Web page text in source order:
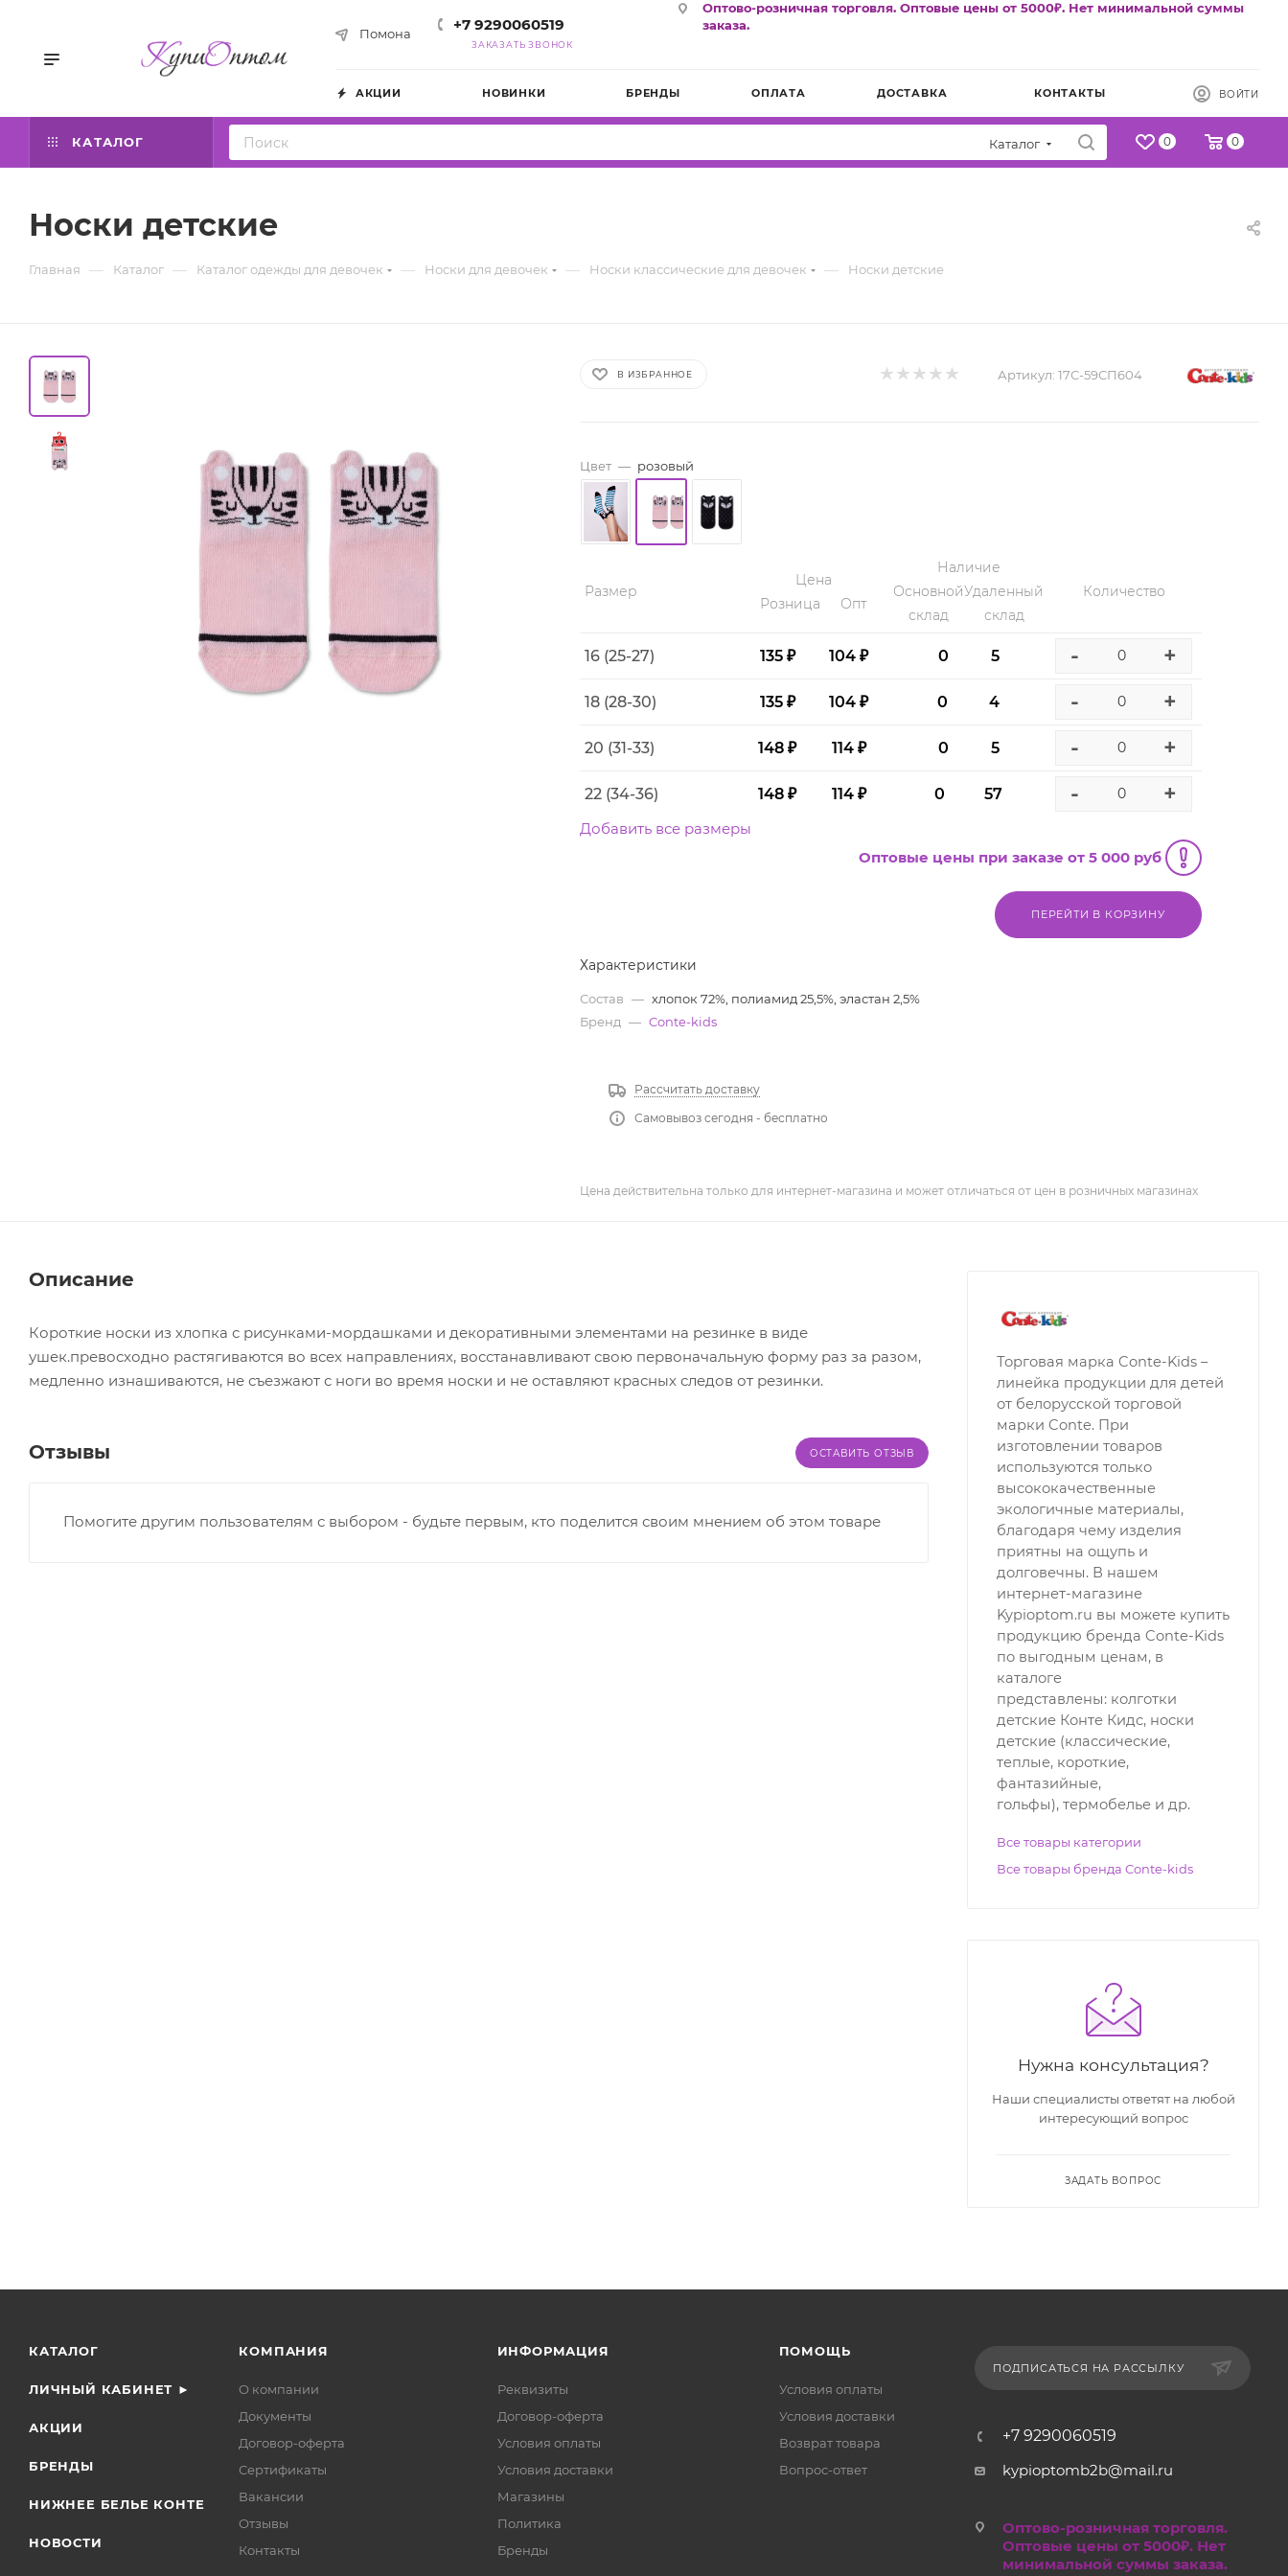
Помона +7 9290060519
ЗАКАЗАТЬ ЗВОНОК
Оптово-розничная торговля. Оптовые цены от 5000₽. Нет минимальной суммы
заказа.
АКЦИИ НОВИНКИ БРЕНДЫ ОПЛАТА ДОСТАВКА КОНТАКТЫ ВОЙТИ
КАТАЛОГ Каталог 0 0
Носки детские
Главная — Каталог — Каталог одежды для девочек — Носки для девочек — Носки классические для девочек — Носки детские
В ИЗБРАННОЕ Артикул: 17С-59СП604
Цвет — розовый
Размер
Цена
Розница
Опт
Наличие
Основной
склад
Удаленный
склад
Количество
16 (25-27) 135 ₽ 104 ₽ 0 5 - +
18 (28-30) 135 ₽ 104 ₽ 0 4 - +
20 (31-33) 148 ₽ 114 ₽ 0 5 - +
22 (34-36) 148 ₽ 114 ₽ 0 57 - +
Добавить все размеры
Оптовые цены при заказе от 5 000 руб
ПЕРЕЙТИ В КОРЗИНУ
Характеристики
Состав — хлопок 72%, полиамид 25,5%, эластан 2,5%
Бренд — Conte-kids
Рассчитать доставку
Самовывоз сегодня - бесплатно
Цена действительна только для интернет-магазина и может отличаться от цен в розничных магазинах
Описание
Короткие носки из хлопка с рисунками-мордашками и декоративными элементами на резинке в виде
ушек.превосходно растягиваются во всех направлениях, восстанавливают свою первоначальную форму раз за разом,
медленно изнашиваются, не съезжают с ноги во время носки и не оставляют красных следов от резинки.
Отзывы ОСТАВИТЬ ОТЗЫВ
Помогите другим пользователям с выбором - будьте первым, кто поделится своим мнением об этом товаре
Торговая марка Conte-Kids –
линейка продукции для детей
от белорусской торговой
марки Conte. При
изготовлении товаров
используются только
высококачественные
экологичные материалы,
благодаря чему изделия
приятны на ощупь и
долговечны. В нашем
интернет-магазине
Kypioptom.ru вы можете купить
продукцию бренда Conte-Kids
по выгодным ценам, в
каталоге
представлены: колготки
детские Конте Кидс, носки
детские (классические,
теплые, короткие,
фантазийные,
гольфы), термобелье и др.
Все товары категории
Все товары бренда Conte-kids
Нужна консультация?
Наши специалисты ответят на любой
интересующий вопрос
ЗАДАТЬ ВОПРОС
КАТАЛОГ
ЛИЧНЫЙ КАБИНЕТ ►
АКЦИИ
БРЕНДЫ
НИЖНЕЕ БЕЛЬЕ КОНТЕ
НОВОСТИ
КОМПАНИЯ
О компании
Документы
Договор-оферта
Сертификаты
Вакансии
Отзывы
Контакты
ИНФОРМАЦИЯ
Реквизиты
Договор-оферта
Условия оплаты
Условия доставки
Магазины
Политика
Бренды
ПОМОЩЬ
Условия оплаты
Условия доставки
Возврат товара
Вопрос-ответ
ПОДПИСАТЬСЯ НА РАССЫЛКУ
+7 9290060519
kypioptomb2b@mail.ru
Оптово-розничная торговля.
Оптовые цены от 5000₽. Нет
минимальной суммы заказа.